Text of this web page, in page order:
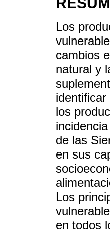
Los
cambios
natural y
los
de las
en sus
Los
en todos